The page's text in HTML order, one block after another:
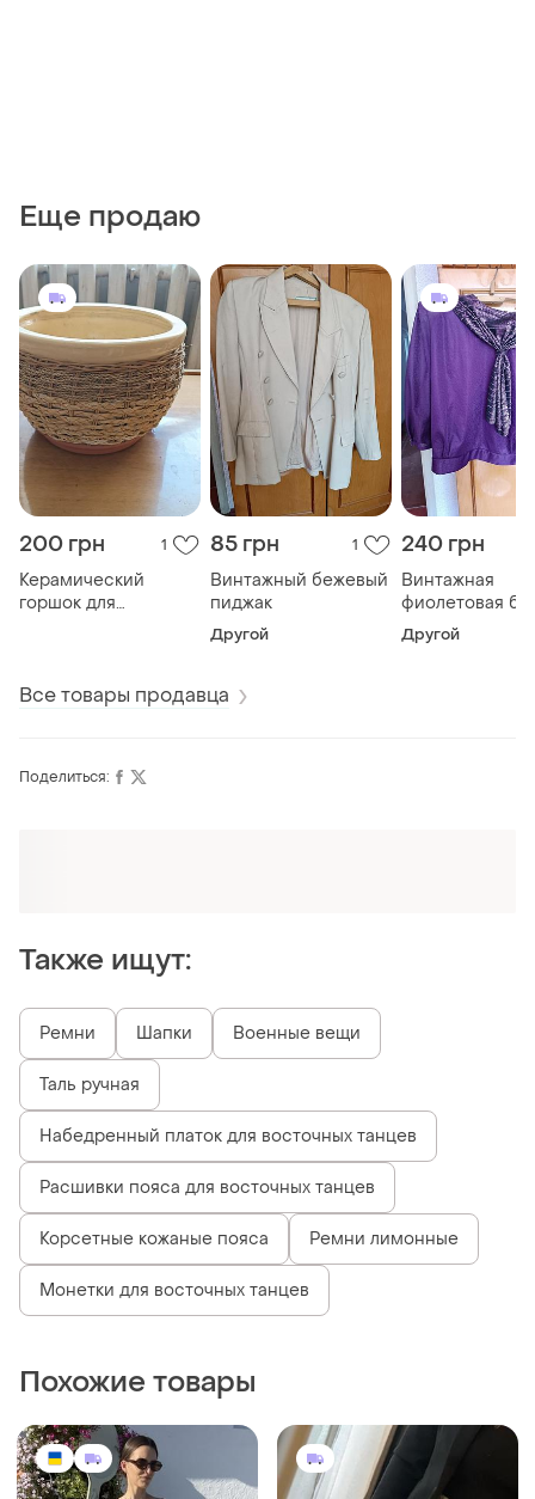
Еще продаю
200 грн 1
Керамический
горшок для
85 грн 1
Винтажный бежевый
пиджак
Другой
240 грн
Винтажная
фиолетовая
Другой
Все товары продавца
Поделиться:
Также ищут:
Ремни Шапки Военные вещи
Таль ручная
Набедренный платок для восточных танцев
Расшивки пояса для восточных танцев
Корсетные кожаные пояса Ремни лимонные
Монетки для восточных танцев
Похожие товары